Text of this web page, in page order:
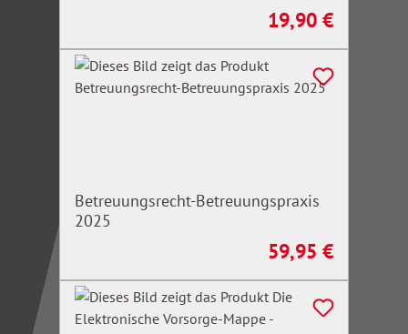
Regulärer Preis:
19,90 €
Betreuungsrecht-Betreuungspraxis
2025
Regulärer Preis:
59,95 €